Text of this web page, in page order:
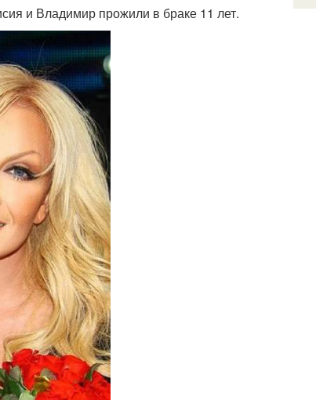
и Владимир прожили в браке 11 лет.